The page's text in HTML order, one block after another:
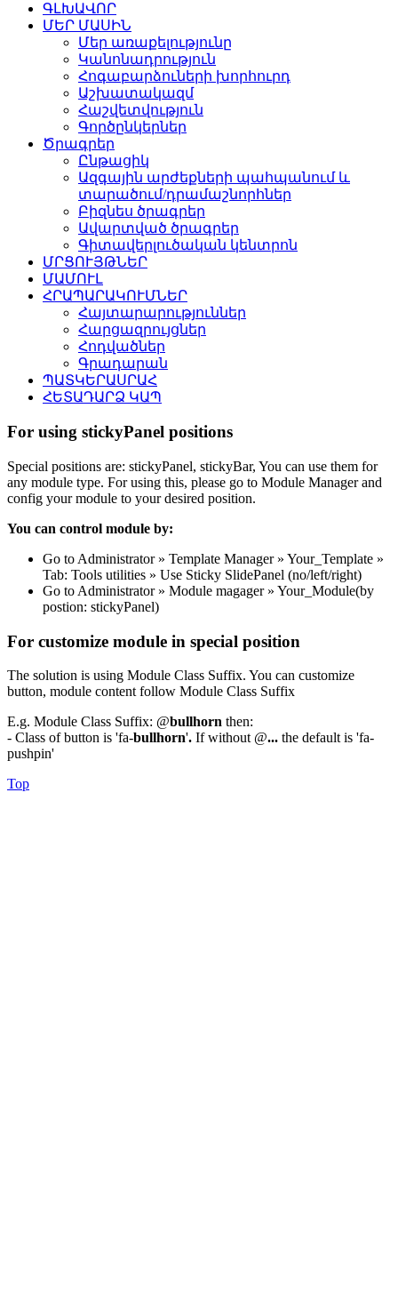
ԳԼԽԱՎՈՐ
ՄԵՐ ՄԱՍԻՆ
Մեր առաքելությունը
Կանոնադրություն
Հոգաբարձուների խորհուրդ
Աշխատակազմ
Հաշվետվություն
Գործընկերներ
Ծրագրեր
Ընթացիկ
Ազգային արժեքների պահպանում և
տարածում/դրամաշնորհներ
Բիզնես ծրագրեր
Ավարտված ծրագրեր
Գիտավերլուծական կենտրոն
ՄՐՑՈՒՅԹՆԵՐ
ՄԱՄՈՒԼ
ՀՐԱՊԱՐԱԿՈՒՄՆԵՐ
Հայտարարություններ
Հարցազրույցներ
Հոդվածներ
Գրադարան
ՊԱՏԿԵՐԱՍՐԱՀ
ՀԵՏԱԴԱՐՁ ԿԱՊ
For using stickyPanel positions
Special positions are: stickyPanel, stickyBar, You can use them for
any module type. For using this, please go to Module Manager and
config your module to your desired position.
You can control module by:
Go to Administrator » Template Manager » Your_Template »
Tab: Tools utilities » Use Sticky SlidePanel (no/left/right)
Go to Administrator » Module magager » Your_Module(by
postion: stickyPanel)
For customize module in special position
The solution is using Module Class Suffix. You can customize
button, module content follow Module Class Suffix
E.g. Module Class Suffix: @bullhorn then:
- Class of button is 'fa-bullhorn'. If without @... the default is 'fa-
pushpin'
Top